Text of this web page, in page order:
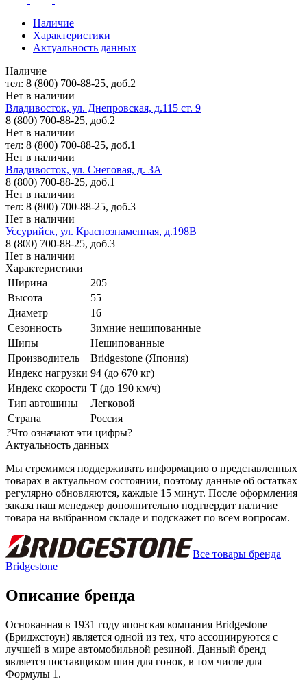
Наличие
Характеристики
Актуальность данных
Наличие
тел: 8 (800) 700-88-25, доб.2
Нет в наличии
Владивосток, ул. Днепровская, д.115 ст. 9
8 (800) 700-88-25, доб.2
Нет в наличии
тел: 8 (800) 700-88-25, доб.1
Нет в наличии
Владивосток, ул. Снеговая, д. 3А
8 (800) 700-88-25, доб.1
Нет в наличии
тел: 8 (800) 700-88-25, доб.3
Нет в наличии
Уссурийск, ул. Краснознаменная, д.198В
8 (800) 700-88-25, доб.3
Нет в наличии
Характеристики
Ширина
205
Высота
55
Диаметр
16
Сезонность
Зимние нешипованные
Шипы
Нешипованные
Производитель
Bridgestone (Япония)
Индекс нагрузки 94 (до 670 кг)
Индекс скорости T (до 190 км/ч)
Тип автошины
Легковой
Страна
Россия
?Что означают эти цифры?
Актуальность данных
Мы стремимся поддерживать информацию о представленных
товарах в актуальном состоянии, поэтому данные об остатках
регулярно обновляются, каждые 15 минут. После оформления
заказа наш менеджер дополнительно подтвердит наличие
товара на выбранном складе и подскажет по всем вопросам.
Все товары бренда
Bridgestone
Описание бренда
Основанная в 1931 году японская компания Bridgestone
(Бриджстоун) является одной из тех, что ассоциируются с
лучшей в мире автомобильной резиной. Данный бренд
является поставщиком шин для гонок, в том числе для
Формулы 1.